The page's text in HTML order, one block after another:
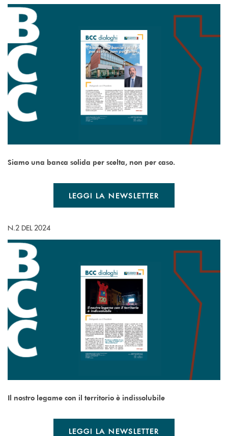
Siamo una banca solida per scelta, non per caso.
LEGGI LA NEWSLETTER
N.2 DEL 2024
Il nostro legame con il territorio è indissolubile
LEGGI LA NEWSLETTER